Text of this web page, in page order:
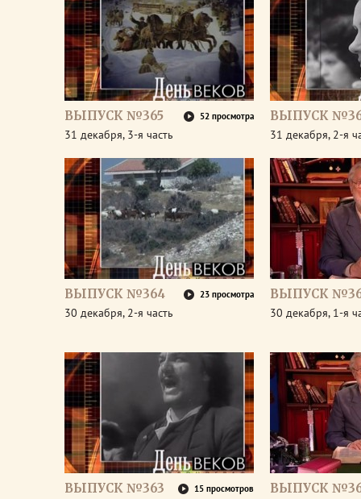
ВЫПУСК №365 52 просмотра
31 декабря, 3-я часть
ВЫПУСК
31 декабря, 2-я
ВЫПУСК №364 23 просмотра
30 декабря, 2-я часть
ВЫПУСК
30 декабря, 1-я
ВЫПУСК №363 15 просмотров ВЫПУСК